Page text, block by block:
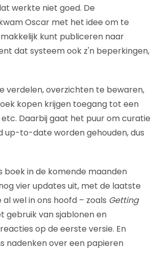
werkte niet goed. De
Oscar met het idee om te
kunt publiceren naar
dat systeem ook z'n beperkingen,
verdelen, overzichten te bewaren,
kopen krijgen toegang tot een
Daarbij gaat het puur om curatie
up-to-date worden gehouden, dus
boek in de komende maanden
vier updates uit, met de laatste
wel in ons hoofd – zoals Getting
gebruik van sjablonen en
op de eerste versie. En
nadenken over een papieren